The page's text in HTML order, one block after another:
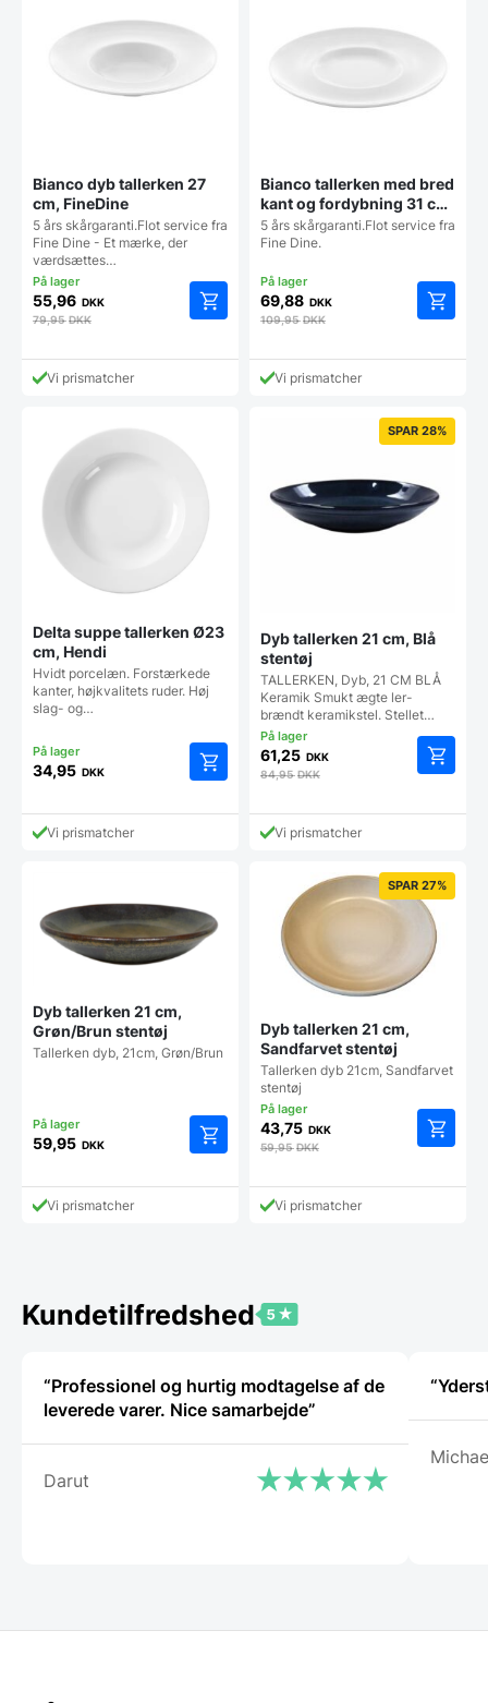
Bianco dyb tallerken 27
cm, FineDine
5 års skårgaranti.Flot service fra
Fine Dine - Et mærke, der
værdsættes…
55,96 DKK
79,95DKK
Vi prismatcher
Bianco tallerken med bred
kant og fordybning 31 cm,
FineDine
5 års skårgaranti.Flot service fra
Fine Dine.
69,88 DKK
109,95DKK
Vi prismatcher
Delta suppe tallerken Ø23
cm, Hendi
Hvidt porcelæn. Forstærkede
kanter, højkvalitets ruder. Høj
slag- og…
34,95 DKK
Vi prismatcher
SPAR 28%
Dyb tallerken 21 cm, Blå
stentøj
TALLERKEN, Dyb, 21 CM BLÅ
Keramik Smukt ægte ler-
brændt keramikstel. Stellet…
61,25 DKK
84,95DKK
Vi prismatcher
Dyb tallerken 21 cm,
Grøn/Brun stentøj
Tallerken dyb, 21cm, Grøn/Brun
59,95 DKK
Vi prismatcher
SPAR 27%
Dyb tallerken 21 cm,
Sandfarvet stentøj
Tallerken dyb 21cm, Sandfarvet
stentøj
43,75 DKK
59,95DKK
Vi prismatcher
Kundetilfredshed
“Professionel og hurtig modtagelse af de
leverede varer. Nice samarbejde”
Darut